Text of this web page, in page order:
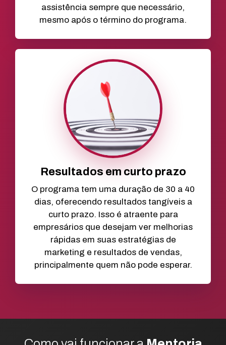
assistência sempre que necessário,
mesmo após o término do programa.
Resultados em curto prazo
O programa tem uma duração de 30 a 40
dias, oferecendo resultados tangíveis a
curto prazo. Isso é atraente para
empresários que desejam ver melhorias
rápidas em suas estratégias de
marketing e resultados de vendas,
principalmente quem não pode esperar.